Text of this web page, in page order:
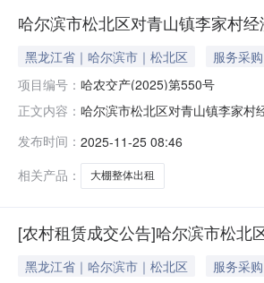
哈尔滨市松北区对青山镇李家村
黑龙江省｜哈尔滨市｜松北区 服务采购
项目编号： 哈农交产(2025)第550号
正文内容： 哈尔滨市松北区对青山镇李家村
发布时间： 2025-11-25 08:46
相关产品：
大棚整体出租
[农村租赁成交公告]哈尔滨市松北
黑龙江省｜哈尔滨市｜松北区 服务采购